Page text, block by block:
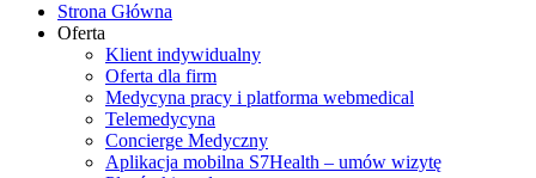
Strona Główna
Oferta
Klient indywidualny
Oferta dla firm
Medycyna pracy i platforma webmedical
Telemedycyna
Concierge Medyczny
Aplikacja mobilna S7Health – umów wizytę